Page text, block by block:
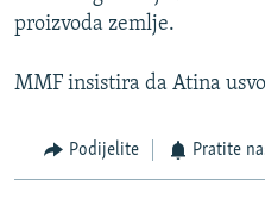
proizvoda zemlje.
MMF insistira da Atina
Podijelite Pratite